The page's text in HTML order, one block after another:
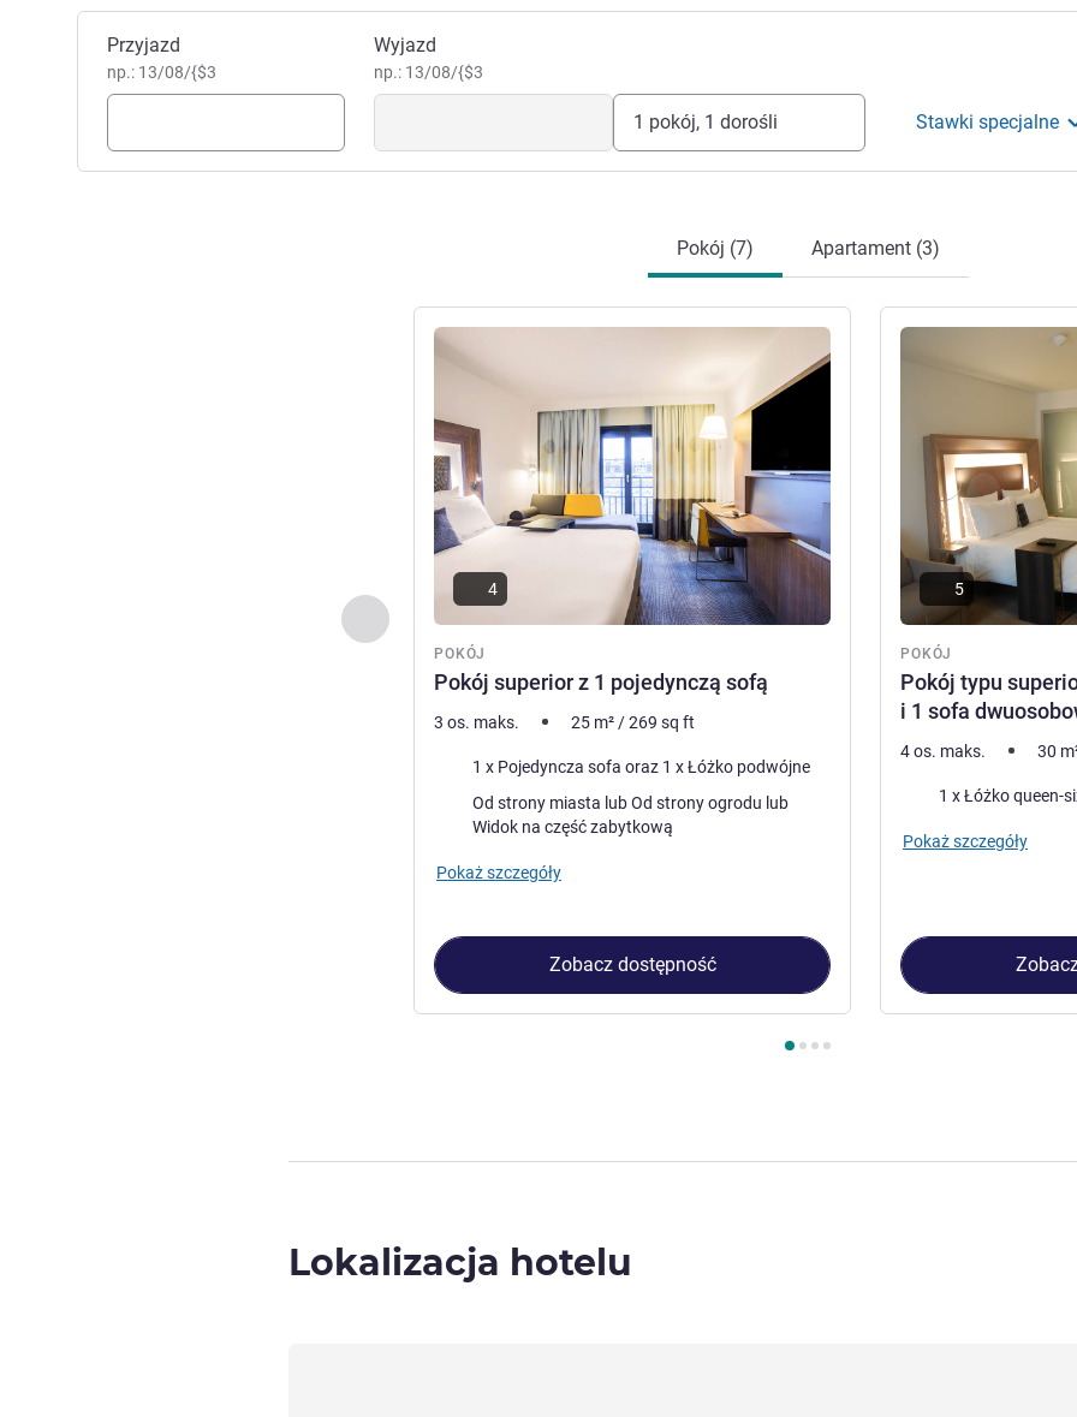
Zarezerwuj ten hotel
Przyjazd
np.: 13/08/{$3
Wyjazd
np.: 13/08/{$3
1 pokój, 1 dorośli Stawki specjalne
Pokój (7) Apartament (3)
Poprzedni - Pokój
POKÓJ
Pokój superior z 1 pojedynczą sofą
Pokaż szczegóły
4
3 os. maks. 25 m² /269 sq ft
Pościel
1 x Pojedyncza sofa oraz 1 x Łóżko podwójne
Widoki:Od strony miasta lub Od strony ogrodu lub
Widok na część zabytkową
Pokaż szczegóły
Zobacz dostępność
POKÓJ
Pokój typu
i 1 sofa
Pokaż szczegóły
5
4 os. maks. 30
Pościel
Pokaż szczegóły
Lokalizacja hotelu